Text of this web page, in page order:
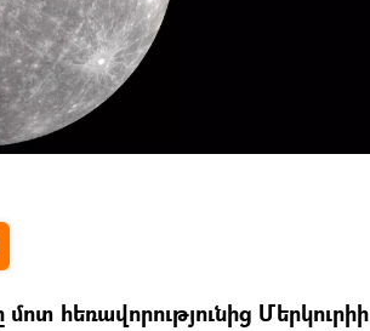
հեռավորությունից Մերկուրիի